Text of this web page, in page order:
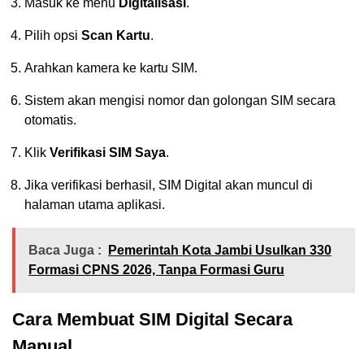
Masuk ke menu Digitalisasi.
Pilih opsi Scan Kartu.
Arahkan kamera ke kartu SIM.
Sistem akan mengisi nomor dan golongan SIM secara
otomatis.
Klik Verifikasi SIM Saya.
Jika verifikasi berhasil, SIM Digital akan muncul di
halaman utama aplikasi.
Baca Juga :
Pemerintah Kota Jambi Usulkan 330
Formasi CPNS 2026, Tanpa Formasi Guru
Cara Membuat SIM Digital Secara